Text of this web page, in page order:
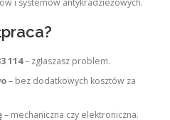
114– zgłaszasz problem.
– bez dodatkowych kosztów za
– mechaniczna czy elektroniczna.